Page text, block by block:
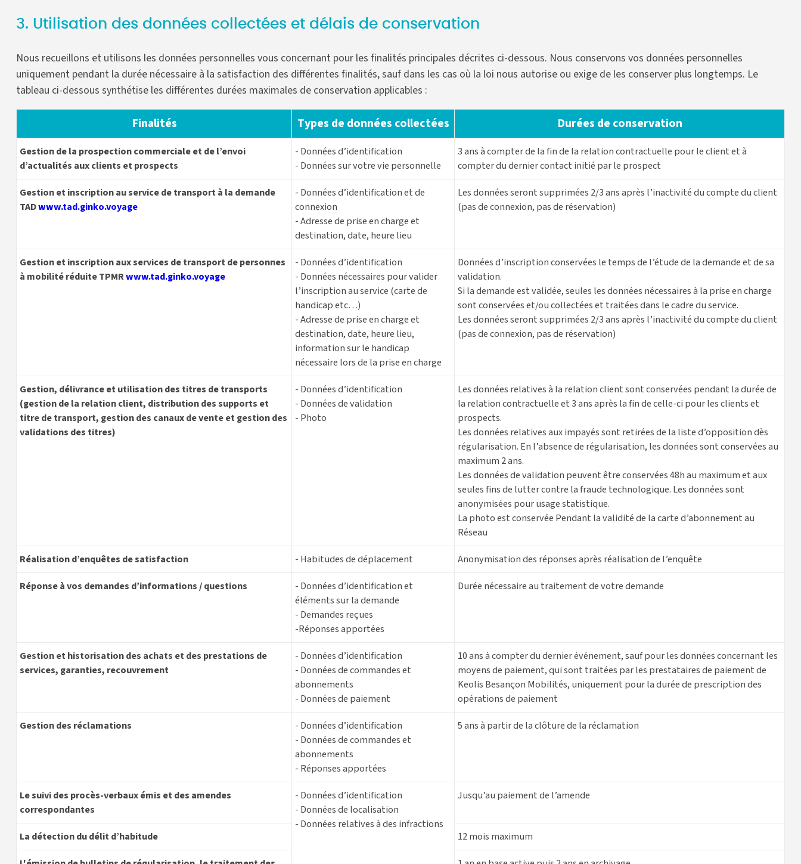
3. Utilisation des données collectées et délais de conservation
Nous recueillons et utilisons les données personnelles vous concernant pour les finalités principales décrites ci-dessous. Nous conservons vos données personnelles
uniquement pendant la durée nécessaire à la satisfaction des différentes finalités, sauf dans les cas où la loi nous autorise ou exige de les conserver plus longtemps. Le
tableau ci-dessous synthétise les différentes durées maximales de conservation applicables :
Finalités Types de données collectées Durées de conservation
Gestion de la prospection commerciale et de l’envoi
d’actualités aux clients et prospects
- Données d’identification
- Données sur votre vie personnelle
3 ans à compter de la fin de la relation contractuelle pour le client et à
compter du dernier contact initié par le prospect
Gestion et inscription au service de transport à la demande
TADwww.tad.ginko.voyage
- Données d’identification et de
connexion
- Adresse de prise en charge et
destination, date, heure lieu
Les données seront supprimées 2/3 ans après l’inactivité du compte du client
(pas de connexion, pas de réservation)
Gestion et inscription aux services de transport de personnes
à mobilité réduite TPMRwww.tad.ginko.voyage
- Données d’identification
- Données nécessaires pour valider
l’inscription au service (carte de
handicap etc…)
- Adresse de prise en charge et
destination, date, heure lieu,
information sur le handicap
nécessaire lors de la prise en charge
Données d’inscription conservées le temps de l’étude de la demande et de sa
validation.
Si la demande est validée, seules les données nécessaires à la prise en charge
sont conservées et/ou collectées et traitées dans le cadre du service.
Les données seront supprimées 2/3 ans après l’inactivité du compte du client
(pas de connexion, pas de réservation)
Gestion, délivrance et utilisation des titres de transports
(gestion de la relation client, distribution des supports et
titre de transport, gestion des canaux de vente et gestion des
validations des titres)
- Données d’identification
- Données de validation
- Photo
Les données relatives à la relation client sont conservées pendant la durée de
la relation contractuelle et 3 ans après la fin de celle-ci pour les clients et
prospects.
Les données relatives aux impayés sont retirées de la liste d’opposition dès
régularisation. En l’absence de régularisation, les données sont conservées au
maximum 2 ans.
Les données de validation peuvent être conservées 48h au maximum et aux
seules fins de lutter contre la fraude technologique. Les données sont
anonymisées pour usage statistique.
La photo est conservée Pendant la validité de la carte d’abonnement au
Réseau
Réalisation d’enquêtes de satisfaction
- Habitudes de déplacement
Anonymisation des réponses après réalisation de l’enquête
Réponse à vos demandes d’informations / questions
- Données d’identification et
éléments sur la demande
- Demandes reçues
-Réponses apportées
Durée nécessaire au traitement de votre demande
Gestion et historisation des achats et des prestations de
services, garanties, recouvrement
- Données d’identification
- Données de commandes et
abonnements
- Données de paiement
10 ans à compter du dernier événement, sauf pour les données concernant les
moyens de paiement, qui sont traitées par les prestataires de paiement de
Keolis Besançon Mobilités, uniquement pour la durée de prescription des
opérations de paiement
Gestion des réclamations
- Données d’identification
- Données de commandes et
abonnements
- Réponses apportées
5 ans à partir de la clôture de la réclamation
Le suivi des procès-verbaux émis et des amendes
correspondantes
- Données d’identification
- Données de localisation
- Données relatives à des infractions
Jusqu’au paiement de l’amende
La détection du délit d’habitude
12 mois maximum